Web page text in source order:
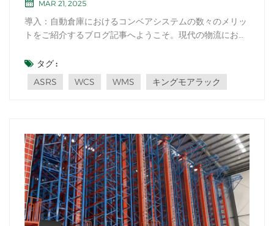
MAR 21, 2025
導入：自動倉庫におけるコンベアシステムの数々のメリッ
トをご紹介するブログ記事へようこそ。現代の物流におい
を果たしています。コンベアシステムはこれらの倉庫に不
可欠な要素であり、施設内におけるシームレスな商品搬送
を可能にします。この記事では、垂直保管環...
タグ :
ASRS
WCS WMS キングモアラック